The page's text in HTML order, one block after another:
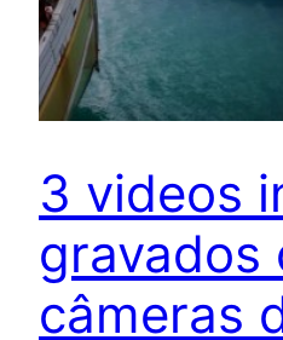
3 videos
gravados
câmeras